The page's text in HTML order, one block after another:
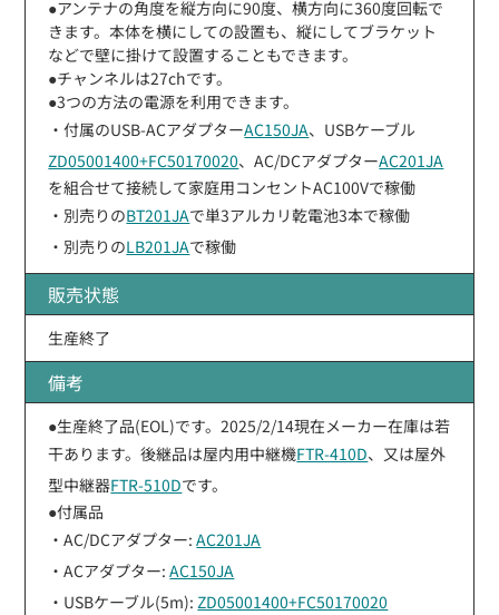
●アンテナの角度を縦方向に90度、横方向に360度回転で
きます。本体を横にしての設置も、縦にしてブラケット
などで壁に掛けて設置することもできます。
●チャンネルは27chです。
●3つの方法の電源を利用できます。
・付属のUSB-ACアダプターAC150JA、USBケーブル
ZD05001400+FC50170020、AC/DCアダプターAC201JA
を組合せて接続して家庭用コンセントAC100Vで稼働
・別売りのBT201JAで単3アルカリ乾電池3本で稼働
・別売りのLB201JAで稼働
販売状態
生産終了
備考
●生産終了品(EOL)です。2025/2/14現在メーカー在庫は若
干あります。後継品は屋内用中継機FTR-410D、又は屋外
型中継器FTR-510Dです。
●付属品
・AC/DCアダプター:AC201JA
・ACアダプター:AC150JA
・USBケーブル(5m): ZD05001400+FC50170020